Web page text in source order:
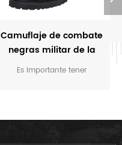
Camuflaje de combate
negras militar de la
selva botas
Es importante tener
mueve rápidamente. El